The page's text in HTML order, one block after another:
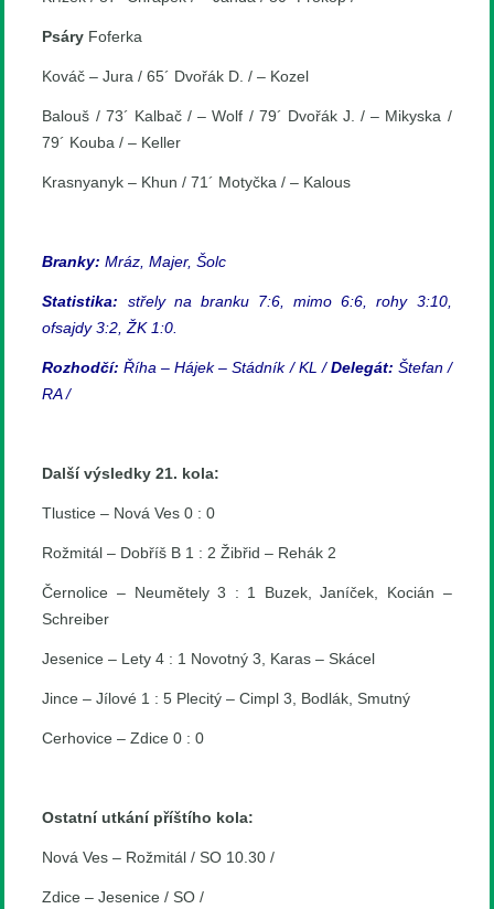
Psáry Foferka
Kováč – Jura / 65´ Dvořák D. / – Kozel
Balouš / 73´ Kalbač / – Wolf / 79´ Dvořák J. / – Mikyska /
79´ Kouba / – Keller
Krasnyanyk – Khun / 71´ Motyčka / – Kalous
Branky: Mráz, Majer, Šolc
Statistika: střely na branku 7:6, mimo 6:6, rohy 3:10,
ofsajdy 3:2, ŽK 1:0.
Rozhodčí: Říha – Hájek – Stádník / KL /Delegát: Štefan /
RA /
Další výsledky 21. kola:
Tlustice – Nová Ves 0 : 0
Rožmitál – Dobříš B 1 : 2 Žibřid – Rehák 2
Černolice – Neumětely 3 : 1 Buzek, Janíček, Kocián –
Schreiber
Jesenice – Lety 4 : 1 Novotný 3, Karas – Skácel
Jince – Jílové 1 : 5 Plecitý – Cimpl 3, Bodlák, Smutný
Cerhovice – Zdice 0 : 0
Ostatní utkání příštího kola:
Nová Ves – Rožmitál / SO 10.30 /
Zdice – Jesenice / SO /